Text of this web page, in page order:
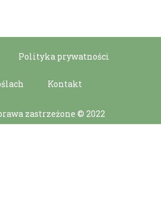
Polityka prywatności
Kontakt
zastrzeżone © 2022